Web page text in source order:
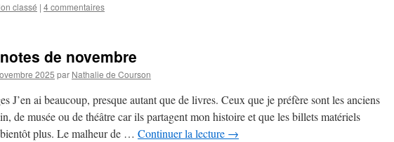
classé | 4 commentaires
de novembre
2025 par Nathalie de Courson
J’en ai beaucoup, presque autant que de livres. Ceux que je préfère sont les anciens
de musée ou de théâtre car ils partagent mon histoire et que les billets matériels
bientôt plus. Le malheur de … Continuer la lecture →